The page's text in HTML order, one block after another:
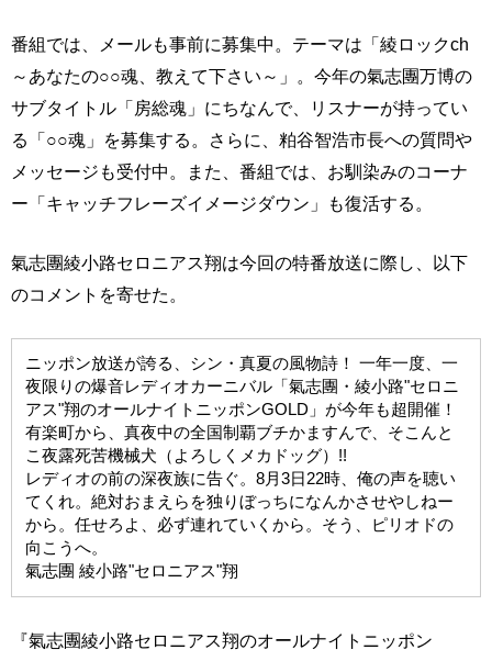
番組では、メールも事前に募集中。テーマは「綾ロックch
～あなたの○○魂、教えて下さい～」。今年の氣志團万博の
サブタイトル「房総魂」にちなんで、リスナーが持ってい
る「○○魂」を募集する。さらに、粕谷智浩市長への質問や
メッセージも受付中。また、番組では、お馴染みのコーナ
ー「キャッチフレーズイメージダウン」も復活する。
氣志團綾小路セロニアス翔は今回の特番放送に際し、以下
のコメントを寄せた。
ニッポン放送が誇る、シン・真夏の風物詩！ 一年一度、一
夜限りの爆音レディオカーニバル「氣志團・綾小路"セロニ
アス"翔のオールナイトニッポンGOLD」が今年も超開催！
有楽町から、真夜中の全国制覇ブチかますんで、そこんと
こ夜露死苦機械犬（よろしくメカドッグ）!!
レディオの前の深夜族に告ぐ。8月3日22時、俺の声を聴い
てくれ。絶対おまえらを独りぼっちになんかさせやしねー
から。任せろよ、必ず連れていくから。そう、ピリオドの
向こうへ。
氣志團 綾小路"セロニアス"翔
『氣志團綾小路セロニアス翔のオールナイトニッポン